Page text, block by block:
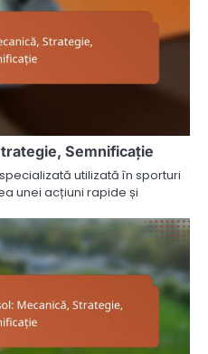
Semnificație
utilizată în sporturi
unei acțiuni rapide și